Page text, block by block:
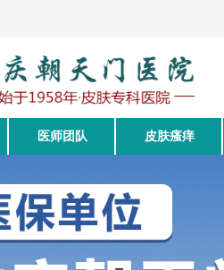
医师团队 皮肤瘙痒